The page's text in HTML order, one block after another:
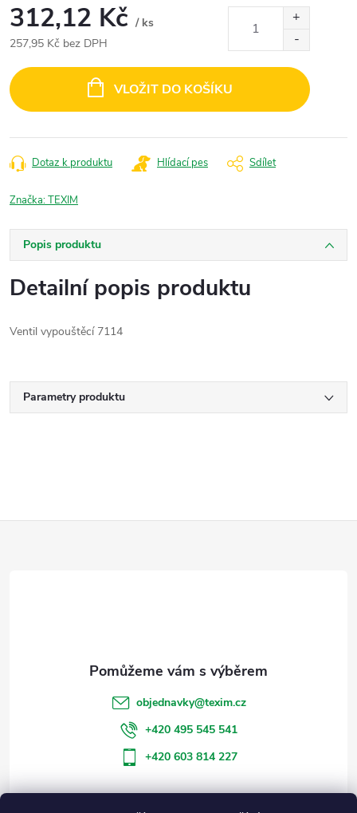
312,12 Kč / ks
257,95 Kč bez DPH
cena:
VLOŽIT DO KOŠÍKU
Dotaz k produktu Hlídací pes Sdílet
Značka:TEXIM
Popis produktu
Detailní popis produktu
Ventil vypouštěcí 7114
Parametry produktu
objednavky@texim.cz
+420 495 545 541
+420 603 814 227